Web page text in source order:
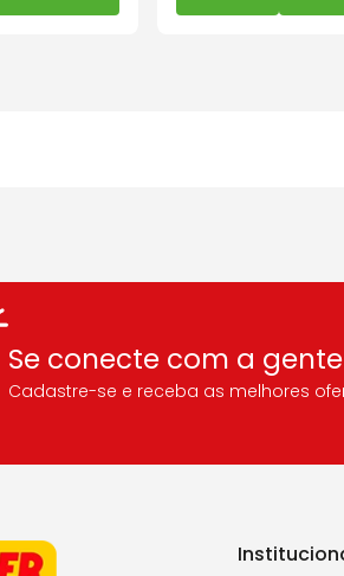
Se conecte com a
Cadastre-se e receba as melhores